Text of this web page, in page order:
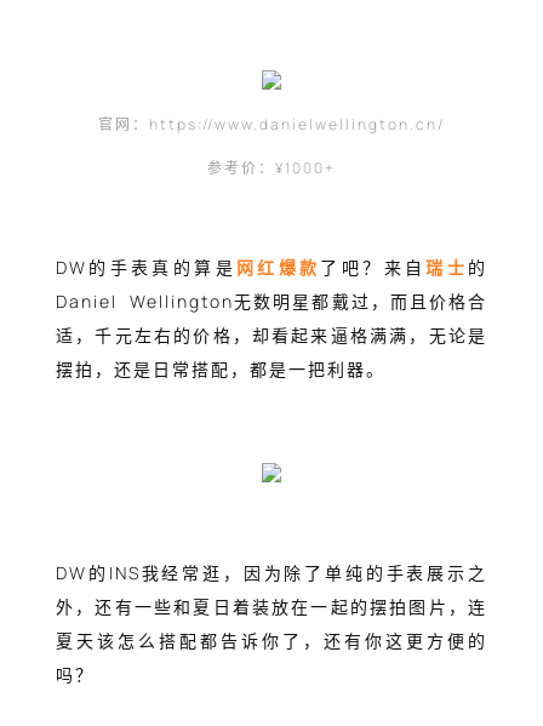
官网：https://www.danielwellington.cn/
参考价：¥1000+
DW的手表真的算是 网红爆款 了吧？来自瑞士 的
Daniel Wellington无数明星都戴过，而且价格合
适，千元左右的价格，却看起来逼格满满，无论是
摆拍，还是日常搭配，都是一把利器。
DW的INS我经常逛，因为除了单纯的手表展示之
外，还有一些和夏日着装放在一起的摆拍图片，连
夏天该怎么搭配都告诉你了，还有你这更方便的
吗？